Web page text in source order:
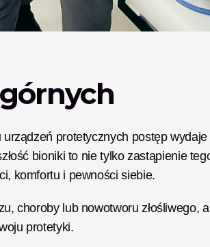
protetycznych postęp wydaje
bioniki to nie tylko zastąpienie
komfortu i pewności siebie.
choroby lub nowotworu złośliwego, a
protetyki.